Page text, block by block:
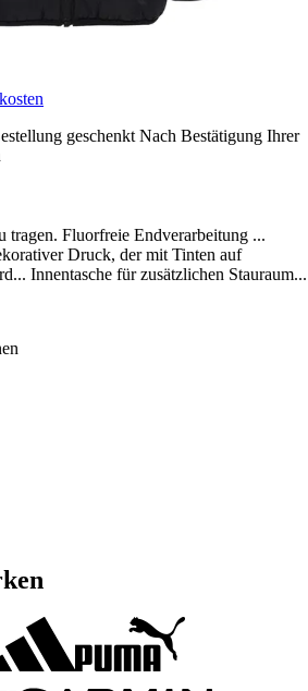
geschenkt Nach Bestätigung Ihrer
tragen. Fluorfreie Endverarbeitung ...
Druck, der mit Tinten auf
Innentasche für zusätzlichen Stauraum...